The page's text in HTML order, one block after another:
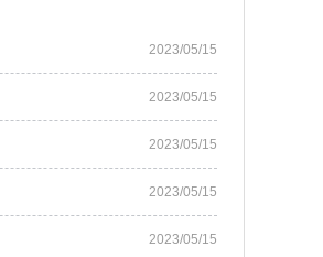
2023/05/15
2023/05/15
2023/05/15
2023/05/15
2023/05/15